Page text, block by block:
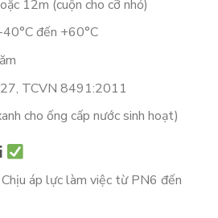
12m (cuộn cho cỡ nhỏ)
-40°C đến +60°C
TCVN 8491:2011
cho ống cấp nước sinh hoạt)
Chịu áp lực làm việc từ PN6 đến